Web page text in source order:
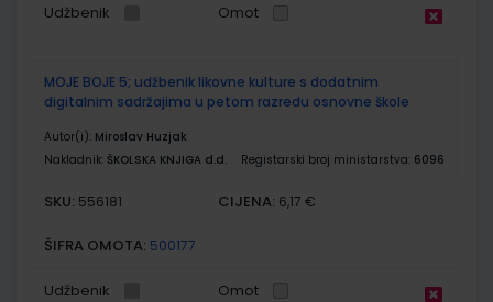
Udžbenik Omot
MOJE BOJE 5; udžbenik likovne kulture s dodatnim
digitalnim sadržajima u petom razredu osnovne škole
Autor(i): Miroslav Huzjak
Nakladnik: ŠKOLSKA KNJIGA d.d. Registarski broj ministarstva: 6096
SKU: 556181 CIJENA: 6,17 €
ŠIFRA OMOTA: 500177
Udžbenik Omot